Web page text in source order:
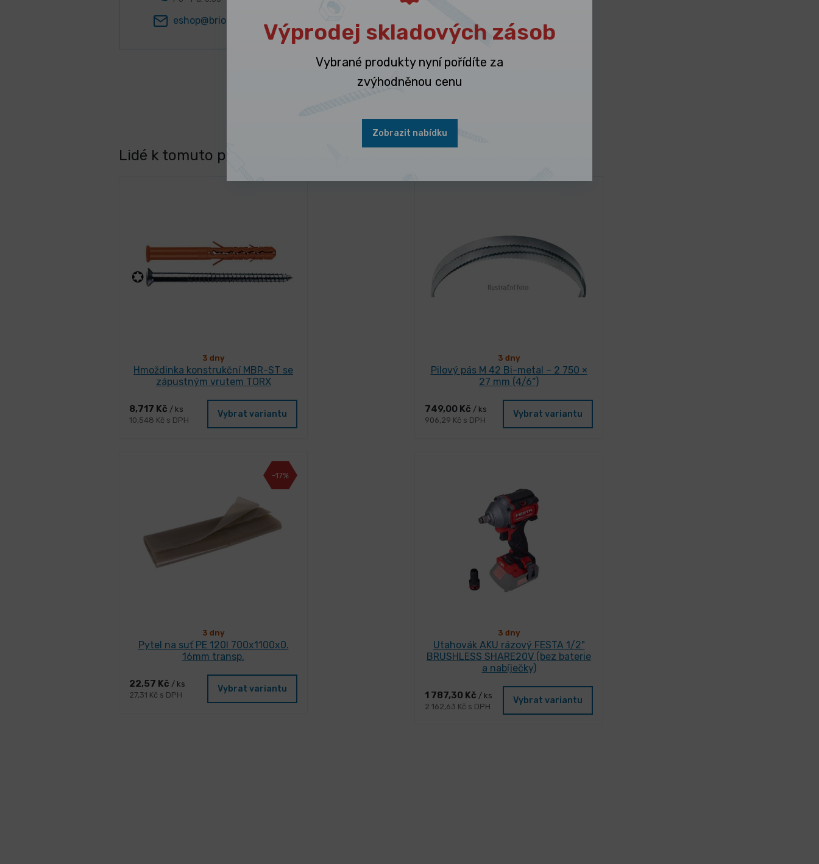
eshop@briol.cz
Lidé k tomuto produktu nejčastěji kupují
3 dny
Hmoždinka konstrukční MBR-ST se
zápustným vrutem TORX
8,717 Kč / ks
10,548 Kč s DPH
Vybrat variantu
3 dny
Pilový pás M 42 Bi-metal – 2 750 ×
27 mm (4/6“)
749,00 Kč / ks
906,29 Kč s DPH
Vybrat variantu
-17%
3 dny
Pytel na suť PE 120l 700x1100x0.
16mm transp.
22,57 Kč / ks
27,31 Kč s DPH
Vybrat variantu
3 dny
Utahovák AKU rázový FESTA 1/2"
BRUSHLESS SHARE20V (bez baterie
a nabíječky)
1 787,30 Kč / ks
2 162,63 Kč s DPH
Vybrat variantu
Výprodej skladových zásob
Vybrané produkty nyní pořídíte za
zvýhodněnou cenu
Zobrazit nabídku